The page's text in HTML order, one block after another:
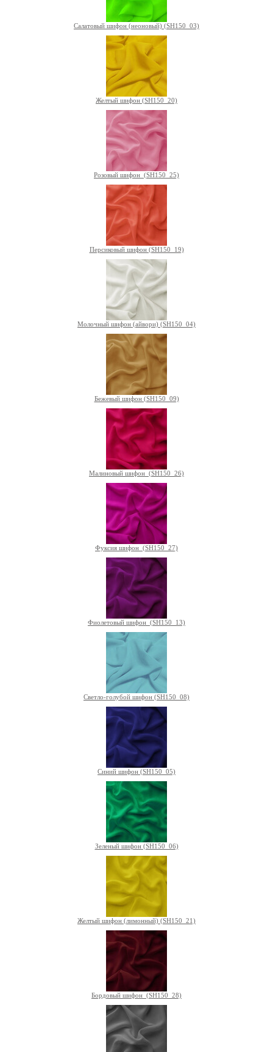
Салатовый шифон (неоновый) (SH150_03)
Желтый шифон (SH150_20)
Розовый шифон (SH150_25)
Персиковый шифон (SH150_19)
Молочный шифон (айвори) (SH150_04)
Бежевый шифон (SH150_09)
Малиновый шифон (SH150_26)
Фуксия шифон (SH150_27)
Фиолетовый шифон (SH150_13)
Светло-голубой шифон (SH150_08)
Синий шифон (SH150_05)
Зеленый шифон (SH150_06)
Желтый шифон (лимонный) (SH150_21)
Бордовый шифон (SH150_28)